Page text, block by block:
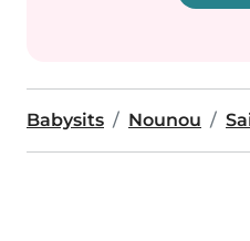
Babysits Nounou